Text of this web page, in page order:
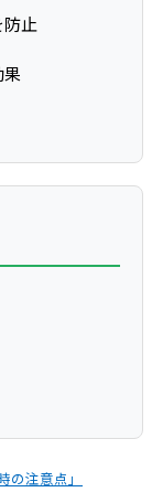
防止
果
注意点」